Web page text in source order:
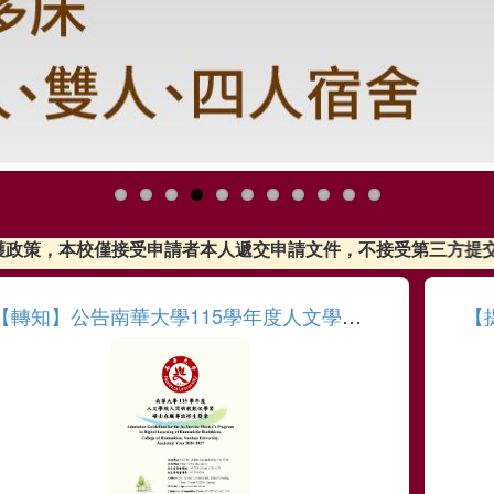
個資保護政策，本校僅接受申請者本人遞交申請文件，不接受
【轉知】公告南華大學115學年度人文學院人間佛教數位學習碩士在職專班招生簡章相關事項